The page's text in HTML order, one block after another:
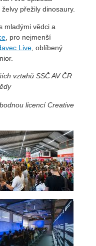
přežily dinosaury.
mladými vědci a
, pro nejmenší
Live , oblíbený
vztahů SSČ AV ČR
licencí Creative